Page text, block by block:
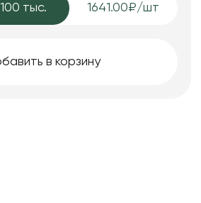
тыс. 1641.00₽/шт
в корзину